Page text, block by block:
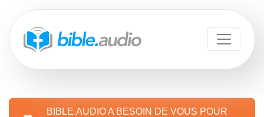
BIBLE.AUDIO A BESOIN DE VOUS POUR